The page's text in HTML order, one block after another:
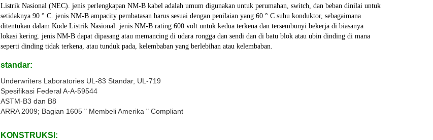
Listrik Nasional (NEC). jenis perlengkapan NM-B kabel adalah umum digunakan untuk perumahan, switch, dan beban dinilai untuk
setidaknya 90 ° C. jenis NM-B ampacity pembatasan harus sesuai dengan penilaian yang 60 ° C suhu konduktor, sebagaimana
ditentukan dalam Kode Listrik Nasional. jenis NM-B rating 600 volt untuk kedua terkena dan tersembunyi bekerja di biasanya
lokasi kering. jenis NM-B dapat dipasang atau memancing di udara rongga dan sendi dan di batu blok atau ubin dinding di mana
seperti dinding tidak terkena, atau tunduk pada, kelembaban yang berlebihan atau kelembaban.
standar:
Underwriters Laboratories UL-83 Standar, UL-719
Spesifikasi Federal A-A-59544
ASTM-B3 dan B8
ARRA 2009; Bagian 1605 " Membeli Amerika " Compliant
KONSTRUKSI: